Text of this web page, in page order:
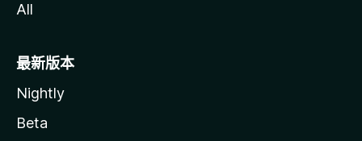
All
最新版本
Nightly
Beta